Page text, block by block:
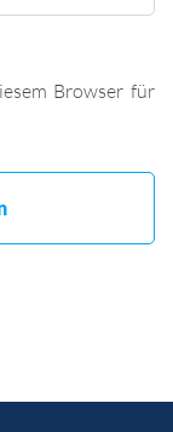
Browser für